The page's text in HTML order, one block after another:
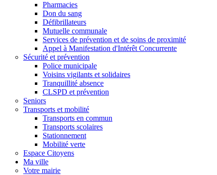
Pharmacies
Don du sang
Défibrillateurs
Mutuelle communale
Services de prévention et de soins de proximité
Appel à Manifestation d'Intérêt Concurrente
Sécurité et prévention
Police municipale
Voisins vigilants et solidaires
Tranquillité absence
CLSPD et prévention
Seniors
Transports et mobilité
Transports en commun
Transports scolaires
Stationnement
Mobilité verte
Espace Citoyens
Ma ville
Votre mairie